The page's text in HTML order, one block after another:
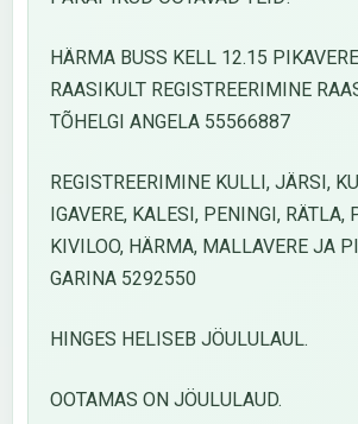
HÄRMA BUSS KELL 12.15
RAASIKULT REGISTREERIMINE
TÕHELGI ANGELA 55566887
REGISTREERIMINE KULLI, JÄRSI,
IGAVERE, KALESI, PENINGI, RÄTLA,
KIVILOO, HÄRMA, MALLAVERE JA
GARINA 5292550
HINGES HELISEB JÖULULAUL.
OOTAMAS ON JÖULULAUD.